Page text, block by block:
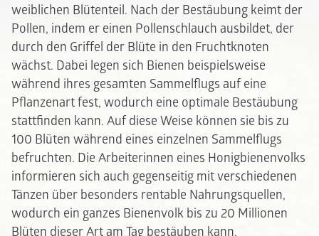
weiblichen Blütenteil. Nach der Bestäubung keimt der
Pollen, indem er einen Pollenschlauch ausbildet, der
durch den Griffel der Blüte in den Fruchtknoten
wächst. Dabei legen sich Bienen beispielsweise
während ihres gesamten Sammelflugs auf eine
Pflanzenart fest, wodurch eine optimale Bestäubung
stattfinden kann. Auf diese Weise können sie bis zu
100 Blüten während eines einzelnen Sammelflugs
befruchten. Die Arbeiterinnen eines Honigbienenvolks
informieren sich auch gegenseitig mit verschiedenen
Tänzen über besonders rentable Nahrungsquellen,
wodurch ein ganzes Bienenvolk bis zu 20 Millionen
Blüten dieser Art am Tag bestäuben kann.